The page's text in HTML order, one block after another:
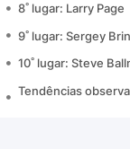
8˚ lugar: Larry Page
9˚ lugar: Sergey Brin
10˚ lugar: Steve
Tendências